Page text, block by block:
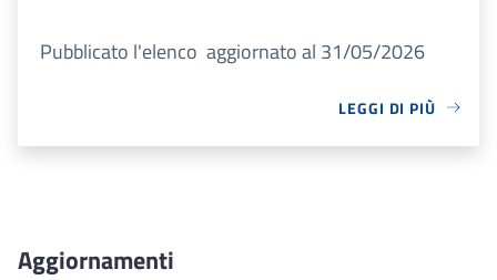
Pubblicato l'elenco aggiornato al 31/05/2026
LEGGI DI PIÙ
Aggiornamenti